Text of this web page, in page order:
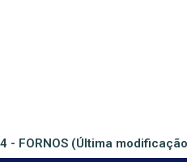
- FORNOS (Última